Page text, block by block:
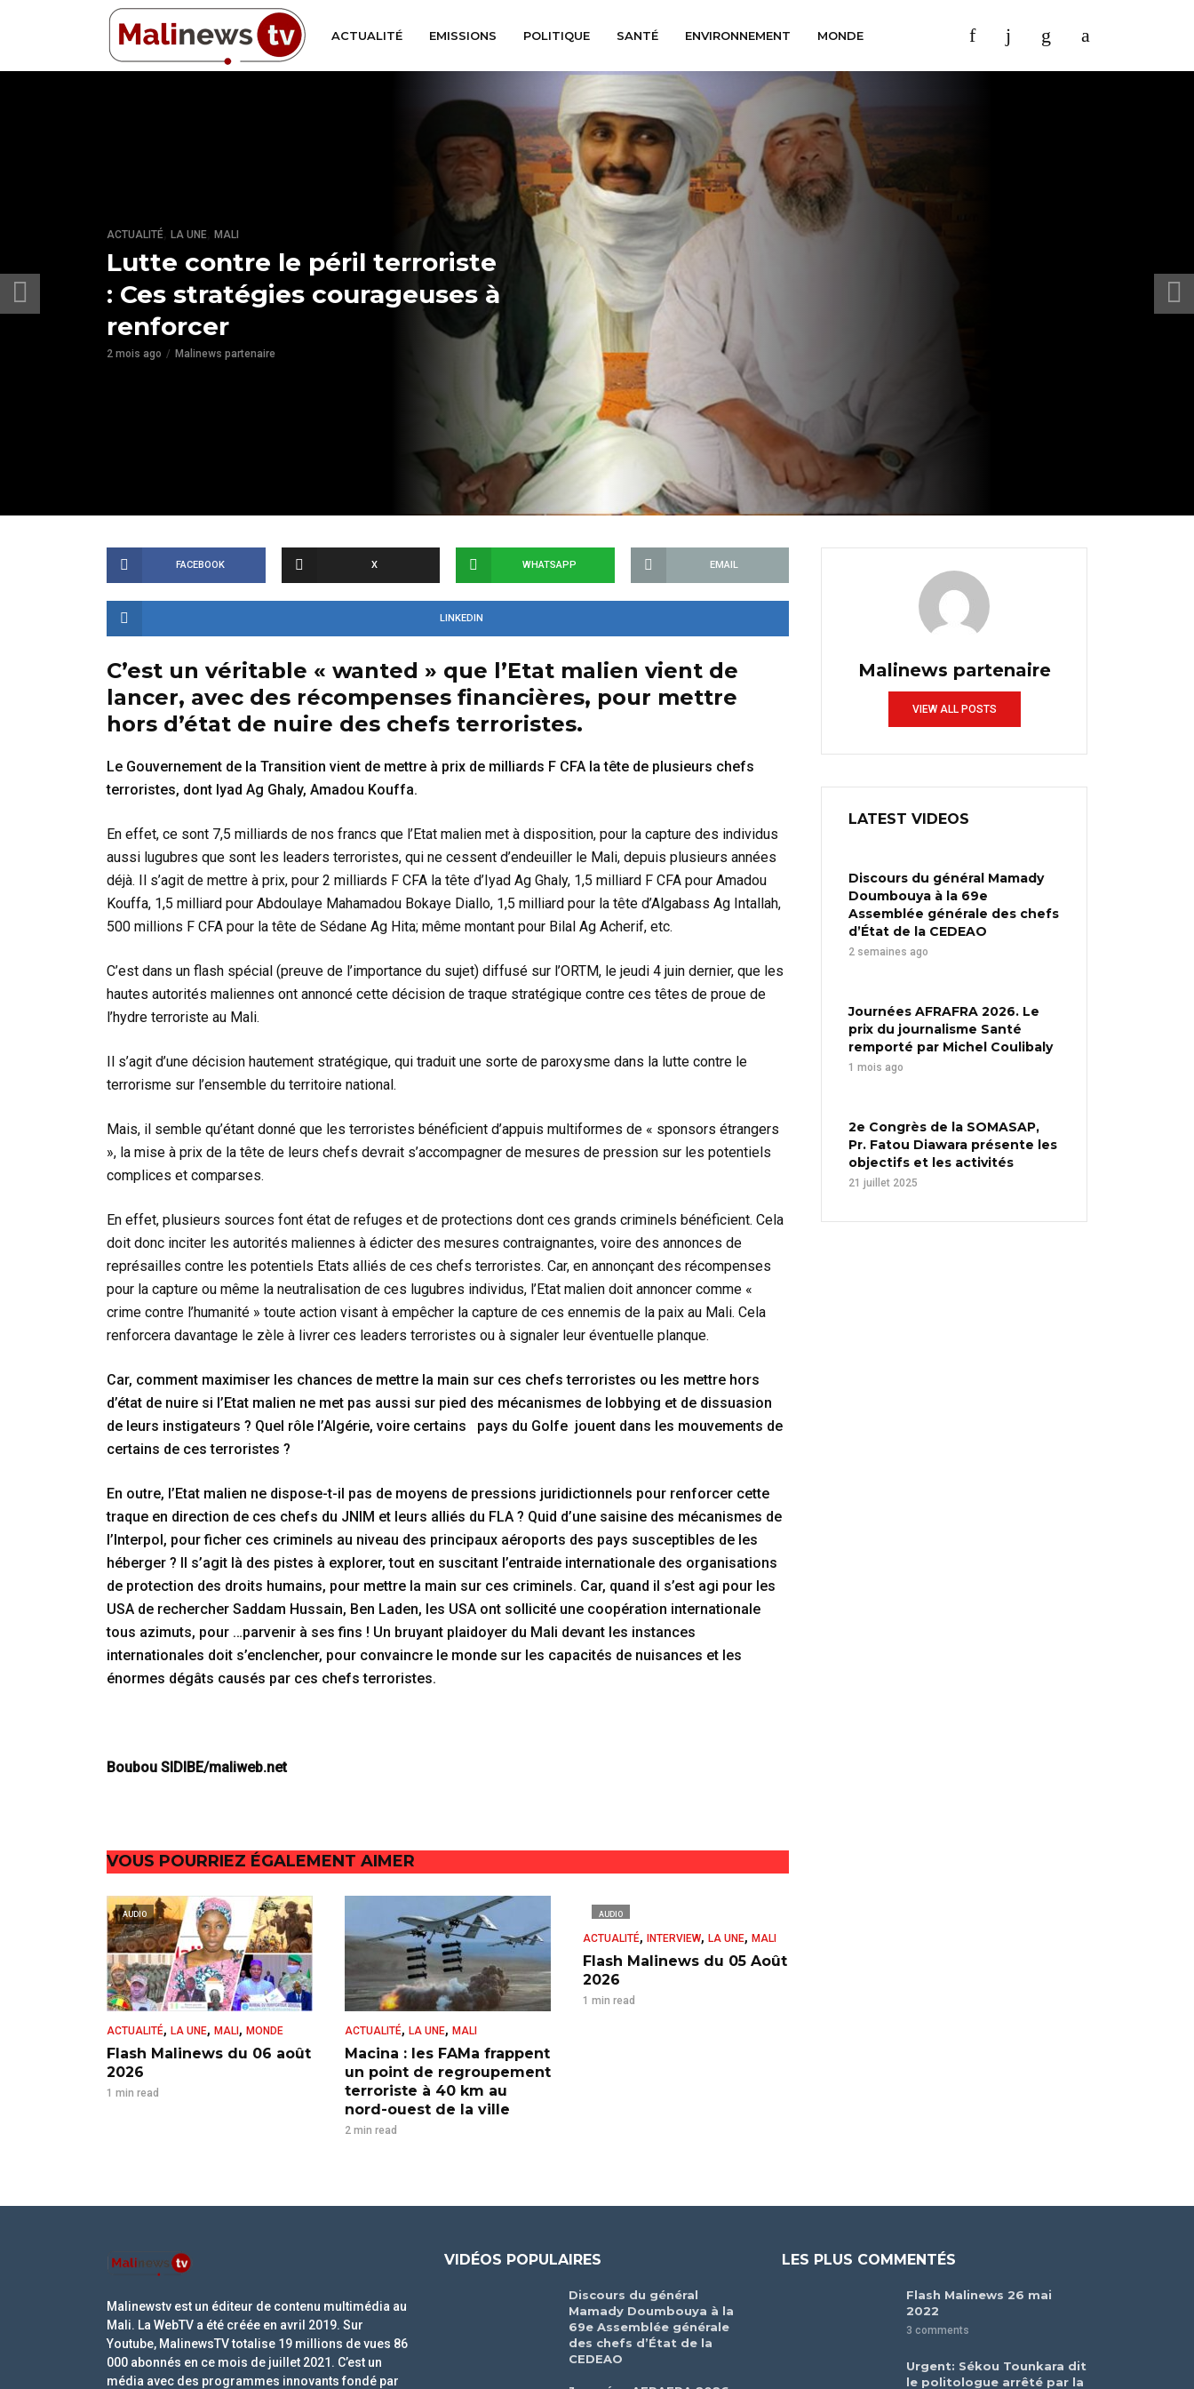
ACTUALITÉ EMISSIONS POLITIQUE SANTÉ ENVIRONNEMENT MONDE
ACTUALITÉ LA UNE MALI
Lutte contre le péril terroriste
: Ces stratégies courageuses à
renforcer
2 mois ago Malinews partenaire
FACEBOOK X WHATSAPP EMAIL
LINKEDIN
C’est un véritable « wanted » que l’Etat malien vient de
lancer, avec des récompenses financières, pour mettre
hors d’état de nuire des chefs terroristes.
Le Gouvernement de la Transition vient de mettre à prix de milliards F CFA la tête de plusieurs chefs
terroristes, dont Iyad Ag Ghaly, Amadou Kouffa.
En effet, ce sont 7,5 milliards de nos francs que l’Etat malien met à disposition, pour la capture des individus
aussi lugubres que sont les leaders terroristes, qui ne cessent d’endeuiller le Mali, depuis plusieurs années
déjà. Il s’agit de mettre à prix, pour 2 milliards F CFA la tête d’Iyad Ag Ghaly, 1,5 milliard F CFA pour Amadou
Kouffa, 1,5 milliard pour Abdoulaye Mahamadou Bokaye Diallo, 1,5 milliard pour la tête d’Algabass Ag Intallah,
500 millions F CFA pour la tête de Sédane Ag Hita; même montant pour Bilal Ag Acherif, etc.
C’est dans un flash spécial (preuve de l’importance du sujet) diffusé sur l’ORTM, le jeudi 4 juin dernier, que les
hautes autorités maliennes ont annoncé cette décision de traque stratégique contre ces têtes de proue de
l’hydre terroriste au Mali.
Il s’agit d’une décision hautement stratégique, qui traduit une sorte de paroxysme dans la lutte contre le
terrorisme sur l’ensemble du territoire national.
Mais, il semble qu’étant donné que les terroristes bénéficient d’appuis multiformes de « sponsors étrangers
», la mise à prix de la tête de leurs chefs devrait s’accompagner de mesures de pression sur les potentiels
complices et comparses.
En effet, plusieurs sources font état de refuges et de protections dont ces grands criminels bénéficient. Cela
doit donc inciter les autorités maliennes à édicter des mesures contraignantes, voire des annonces de
représailles contre les potentiels Etats alliés de ces chefs terroristes. Car, en annonçant des récompenses
pour la capture ou même la neutralisation de ces lugubres individus, l’Etat malien doit annoncer comme «
crime contre l’humanité » toute action visant à empêcher la capture de ces ennemis de la paix au Mali. Cela
renforcera davantage le zèle à livrer ces leaders terroristes ou à signaler leur éventuelle planque.
Car, comment maximiser les chances de mettre la main sur ces chefs terroristes ou les mettre hors
d’état de nuire si l’Etat malien ne met pas aussi sur pied des mécanismes de lobbying et de dissuasion
de leurs instigateurs ? Quel rôle l’Algérie, voire certains pays du Golfe jouent dans les mouvements de
certains de ces terroristes ?
En outre, l’Etat malien ne dispose-t-il pas de moyens de pressions juridictionnels pour renforcer cette
traque en direction de ces chefs du JNIM et leurs alliés du FLA ? Quid d’une saisine des mécanismes de
l’Interpol, pour ficher ces criminels au niveau des principaux aéroports des pays susceptibles de les
héberger ? Il s’agit là des pistes à explorer, tout en suscitant l’entraide internationale des organisations
de protection des droits humains, pour mettre la main sur ces criminels. Car, quand il s’est agi pour les
USA de rechercher Saddam Hussain, Ben Laden, les USA ont sollicité une coopération internationale
tous azimuts, pour …parvenir à ses fins ! Un bruyant plaidoyer du Mali devant les instances
internationales doit s’enclencher, pour convaincre le monde sur les capacités de nuisances et les
énormes dégâts causés par ces chefs terroristes.
Boubou SIDIBE/maliweb.net
VOUS POURRIEZ ÉGALEMENT AIMER
AUDIO
ACTUALITÉ, LA UNE, MALI , MONDE
Flash Malinews du 06 août
2026
1 min read
ACTUALITÉ, LA UNE, MALI
Macina : les FAMa frappent
un point de regroupement
terroriste à 40 km au
nord-ouest de la ville
2 min read
AUDIO
ACTUALITÉ, INTERVIEW, LA UNE, MALI
Flash Malinews du 05 Août
2026
1 min read
Malinews partenaire
VIEW ALL POSTS
LATEST VIDEOS
Discours du général Mamady
Doumbouya à la 69e
Assemblée générale des chefs
d’État de la CEDEAO
2 semaines ago
Journées AFRAFRA 2026. Le
prix du journalisme Santé
remporté par Michel Coulibaly
1 mois ago
2e Congrès de la SOMASAP,
Pr. Fatou Diawara présente les
objectifs et les activités
21 juillet 2025
Malinewstv est un éditeur de contenu multimédia au
Mali. La WebTV a été créée en avril 2019. Sur
Youtube, MalinewsTV totalise 19 millions de vues 86
000 abonnés en ce mois de juillet 2021. C’est un
média avec des programmes innovants fondé par
VIDÉOS POPULAIRES
Discours du général
Mamady Doumbouya à la
69e Assemblée générale
des chefs d’État de la
CEDEAO
LES PLUS COMMENTÉS
Flash Malinews 26 mai
2022
3 comments
Urgent: Sékou Tounkara dit
le politologue arrêté par la